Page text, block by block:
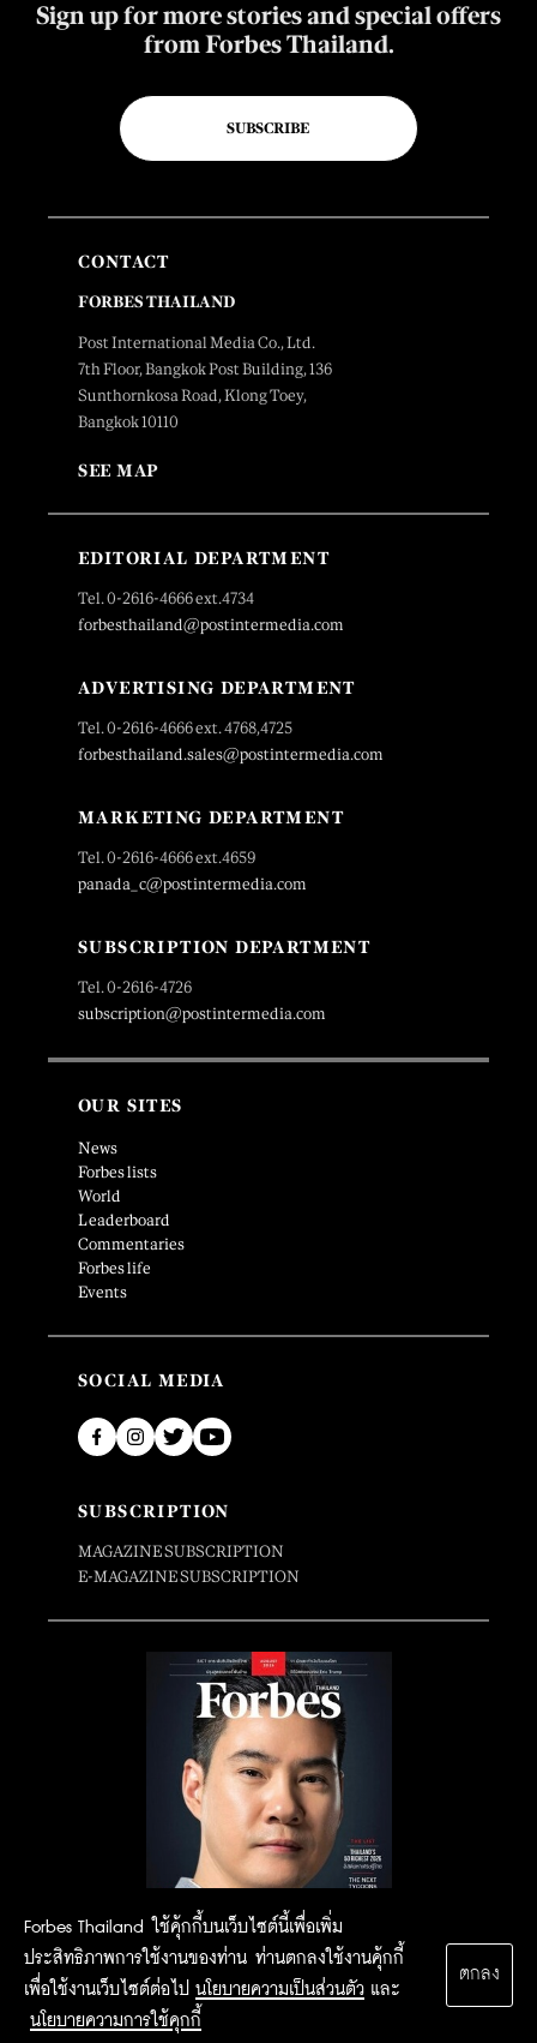
Forbes Thailand ใช้คุ้กกี้บนเว็บไซต์นี้เพื่อเพิ่ม
ประสิทธิภาพการใช้งานของท่าน ท่านตกลงใช้งานคุ้กกี้
เพื่อใช้งานเว็บไซต์ต่อไป นโยบายความเป็นส่วนตัว และ
นโยบายความการใช้คุกกี้
ตกลง
Sign up for more stories and special offers
from Forbes Thailand.
SUBSCRIBE
CONTACT
FORBES THAILAND
Post International Media Co., Ltd.
7th Floor, Bangkok Post Building, 136
Sunthornkosa Road, Klong Toey,
Bangkok 10110
SEE MAP
EDITORIAL DEPARTMENT
Tel. 0-2616-4666 ext.4734
forbesthailand@postintermedia.com
ADVERTISING DEPARTMENT
Tel. 0-2616-4666 ext. 4768,4725
forbesthailand.sales@postintermedia.com
MARKETING DEPARTMENT
Tel. 0-2616-4666 ext.4659
panada_c@postintermedia.com
SUBSCRIPTION DEPARTMENT
Tel. 0-2616-4726
subscription@postintermedia.com
OUR SITES
News
Forbes lists
World
Leaderboard
Commentaries
Forbes life
Events
SOCIAL MEDIA
SUBSCRIPTION
MAGAZINE SUBSCRIPTION
E-MAGAZINE SUBSCRIPTION
2015 Forbesthailand.com ALL RIGHTS RESERVED